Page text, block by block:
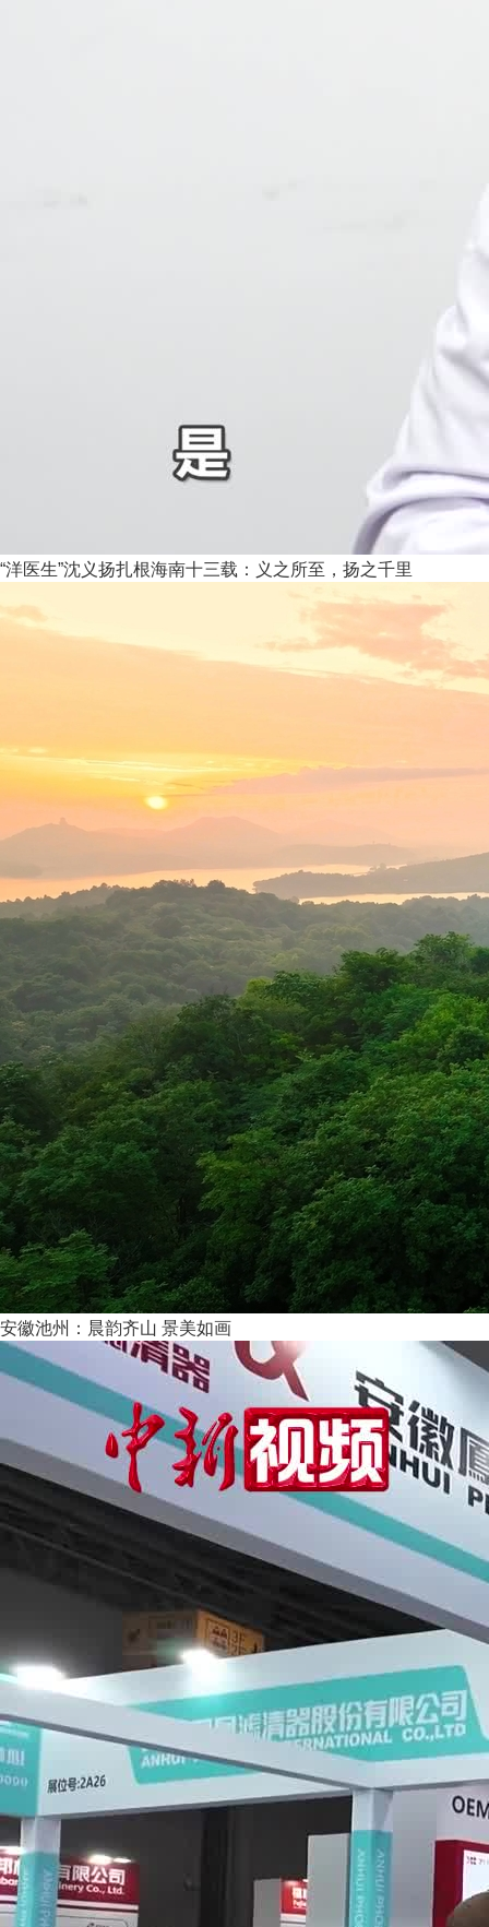
“洋医生”沈义扬扎根海南十三载：义之所至，扬之千里
安徽池州：晨韵齐山 景美如画